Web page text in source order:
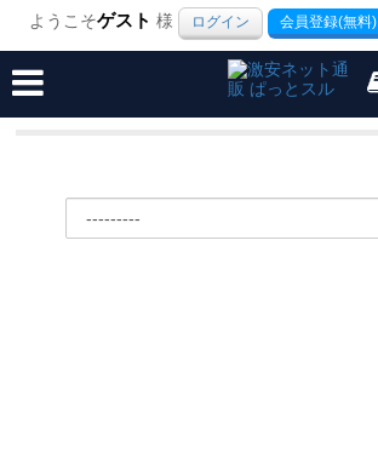
ようこそゲスト 様 ログイン 会員登録(無料)